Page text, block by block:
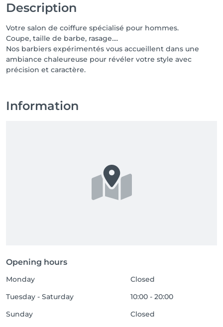
Description
Votre salon de coiffure spécialisé pour hommes.
Coupe, taille de barbe, rasage....
Nos barbiers expérimentés vous accueillent dans une
ambiance chaleureuse pour révéler votre style avec
précision et caractère.
Information
Opening hours
Monday
Closed
Tuesday - Saturday
10:00 - 20:00
Sunday
Closed